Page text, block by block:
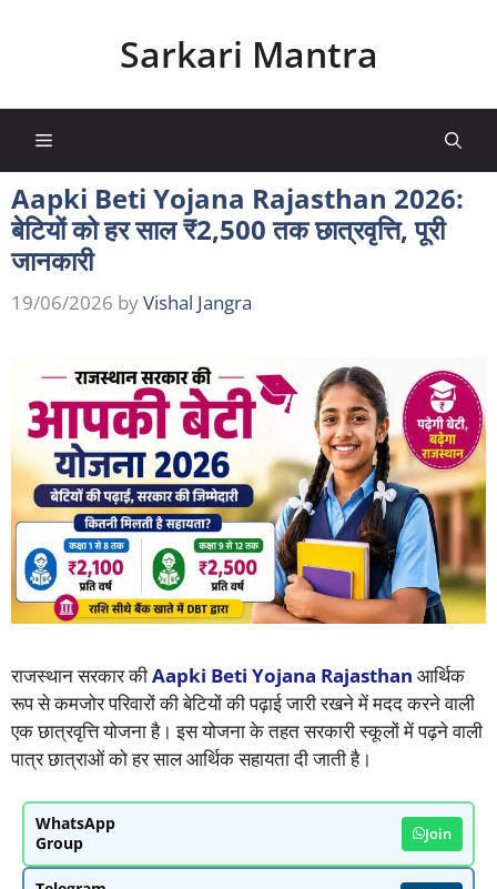
Sarkari Mantra
Menu
Aapki Beti Yojana Rajasthan 2026:
बेटियों को हर साल ₹2,500 तक छात्रवृत्ति, पूरी
जानकारी
19/06/2026 byVishal Jangra
राजस्थान सरकार कीAapki Beti Yojana Rajasthan आर्थिक
रूप से कमजोर परिवारों की बेटियों की पढ़ाई जारी रखने में मदद करने वाली
एक छात्रवृत्ति योजना है। इस योजना के तहत सरकारी स्कूलों में पढ़ने वाली
पात्र छात्राओं को हर साल आर्थिक सहायता दी जाती है।
WhatsApp
Group
Join